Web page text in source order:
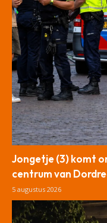
Jongetje (3) komt
centrum van
5 augustus 2026